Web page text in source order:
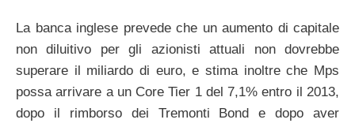
La banca inglese prevede che un aumento di capitale
non diluitivo per gli azionisti attuali non dovrebbe
superare il miliardo di euro, e stima inoltre che Mps
possa arrivare a un Core Tier 1 del 7,1% entro il 2013,
dopo il rimborso dei Tremonti Bond e dopo aver